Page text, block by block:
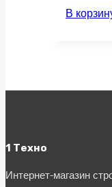
В
1 Техно
Интернет-магазин